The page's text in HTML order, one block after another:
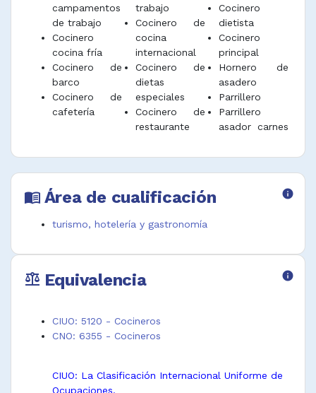
campamentos
de trabajo
Cocinero
cocina fría
Cocinero de
barco
Cocinero de
cafetería
trabajo
Cocinero de
cocina
internacional
Cocinero de
dietas
especiales
Cocinero de
restaurante
Cocinero
dietista
Cocinero
principal
Hornero de
asadero
Parrillero
Parrillero
asador carnes
menu_book Área de cualificación info
turismo, hotelería y gastronomía
balance Equivalencia info
CIUO: 5120 - Cocineros
CNO: 6355 - Cocineros
CIUO: La Clasificación Internacional Uniforme de
Ocupaciones.